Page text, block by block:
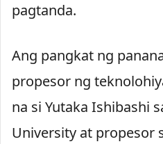
pagtanda.
Ang pangkat ng
propesor ng
na si Yutaka Ishibashi
University at propesor